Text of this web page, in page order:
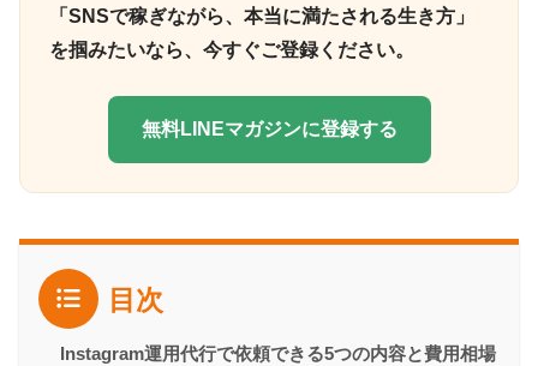
「SNSで稼ぎながら、本当に満たされる生き方」
を掴みたいなら、今すぐご登録ください。
無料LINEマガジンに登録する
目次
Instagram運用代行で依頼できる5つの内容と費用相場